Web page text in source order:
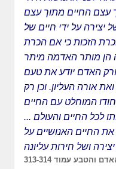
עצם החיים מתוך עצם
יצירה על ידי חיים של
הזכות כי אם הכרת
הן מותר האדמה מיתר
האדם יודע את טעם
אורה העליון. וכן רק
המוחלט עם החיים
לכל החיים והעולם ...
החיים האנושיים על
והטבע עמוד 313-314